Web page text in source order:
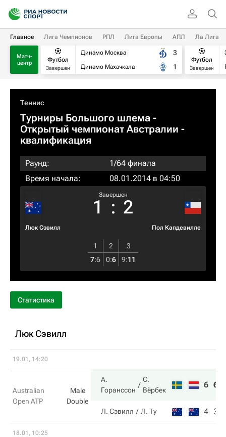
Главное Лига Чемпионов РПЛ Лига Европы АПЛ Ла Лига
Матч-
центр
Футбол
Завершен
Динамо Москва
Динамо Махачкала
3
1
Футбол
Завершен
Теннис
Турниры Большого шлема -
Открытый чемпионат Австралии -
квалификация
Раунд:
1/64 финала
Время начала:
08.01.2014 в 04:50
Люк Сэвилл
Завершен
1 : 2
Пол Капдевилле
1 2
3
7:6 0:6 9:11
Статистика
Люк Сэвилл
19.01, 14:20
Australian
Open ATP
Male
Double
А.
Горанссон
С.
Вёрбек
6 6
Л. Сэвилл Л. Ту 4 3
18.01, 10:25